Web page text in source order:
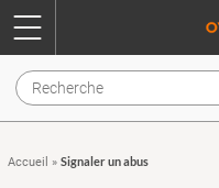
Accueil » Signaler un abus